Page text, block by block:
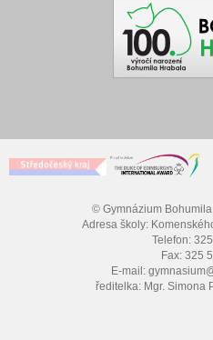
© Gymnázium
Adresa školy:
Telefon:
Fax: 325
E-mail:
ředitelka: Mgr. Simona